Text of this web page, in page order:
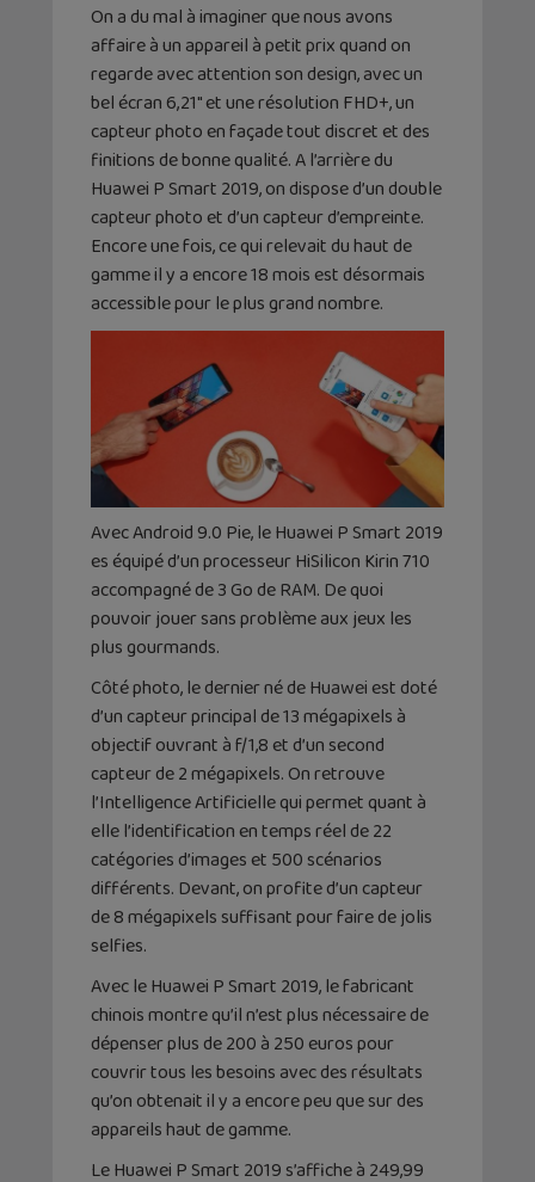
On a du mal à imaginer que nous avons
affaire à un appareil à petit prix quand on
regarde avec attention son design, avec un
bel écran 6,21″ et une résolution FHD+, un
capteur photo en façade tout discret et des
finitions de bonne qualité. A l’arrière du
Huawei P Smart 2019, on dispose d’un double
capteur photo et d’un capteur d’empreinte.
Encore une fois, ce qui relevait du haut de
gamme il y a encore 18 mois est désormais
accessible pour le plus grand nombre.
Avec Android 9.0 Pie, le Huawei P Smart 2019
es équipé d’un processeur HiSilicon Kirin 710
accompagné de 3 Go de RAM. De quoi
pouvoir jouer sans problème aux jeux les
plus gourmands.
Côté photo, le dernier né de Huawei est doté
d’un capteur principal de 13 mégapixels à
objectif ouvrant à f/1,8 et d’un second
capteur de 2 mégapixels. On retrouve
l’Intelligence Artificielle qui permet quant à
elle l’identification en temps réel de 22
catégories d’images et 500 scénarios
différents. Devant, on profite d’un capteur
de 8 mégapixels suffisant pour faire de jolis
selfies.
Avec le Huawei P Smart 2019, le fabricant
chinois montre qu’il n’est plus nécessaire de
dépenser plus de 200 à 250 euros pour
couvrir tous les besoins avec des résultats
qu’on obtenait il y a encore peu que sur des
appareils haut de gamme.
Le Huawei P Smart 2019 s’affiche à 249,99